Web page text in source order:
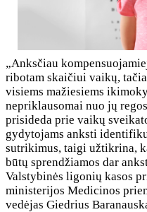
„Anksčiau
ribotam skaičiui vaikų,
visiems mažiesiems
nepriklausomai nuo jų
prisideda prie vaikų
gydytojams anksti
sutrikimus, taigi užtikrina,
būtų sprendžiamos dar
Valstybinės ligonių kasos
ministerijos Medicinos
vedėjas Giedrius